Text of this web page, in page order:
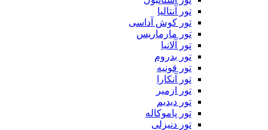
تور آنتالیا
تور کوش آداسی
تور مارماریس
تور آلانیا
تور بدروم
تور قونیه
تور آنکارا
تور ازمیر
تور دیدیم
تور پاموکاله
تور دنیزلی